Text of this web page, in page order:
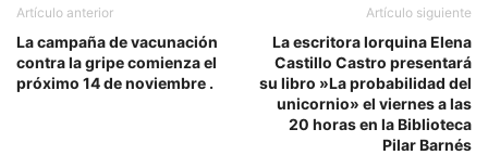
Artículo anterior
La campaña de vacunación
contra la gripe comienza el
próximo 14 de noviembre .
Artículo siguiente
La escritora lorquina Elena
Castillo Castro presentará
su libro »La probabilidad del
unicornio» el viernes a las
20 horas en la Biblioteca
Pilar Barnés